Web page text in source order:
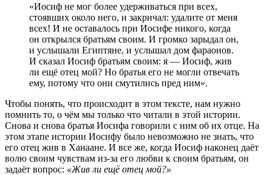
«Иосиф не мог более удерживаться при всех,
стоявших около него, и закричал: удалите от меня
всех! И не оставалось при Иосифе никого, когда
он открылся братьям своим. И громко зарыдал он,
и услышали Египтяне, и услышал дом фараонов.
И сказал Иосиф братьям своим: я — Иосиф, жив
ли ещё отец мой? Но братья его не могли отвечать
ему, потому что они смутились пред ним».
Чтобы понять, что происходит в этом тексте, нам нужно
помнить то, о чём мы только что читали в этой истории.
Снова и снова братья Иосифа говорили с ним об их отце. На
этом этапе истории Иосифу было невозможно не знать, что
его отец жив в Ханаане. И все же, когда Иосиф наконец даёт
волю своим чувствам из-за его любви к своим братьям, он
задаёт вопрос: «Жив ли ещё отец мой?»